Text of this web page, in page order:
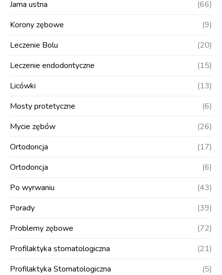
Jama ustna
(66)
Korony zębowe
(9)
Leczenie Bolu
(20)
Leczenie endodontyczne
(15)
Licówki
(13)
Mosty protetyczne
(6)
Mycie zębów
(26)
Ortodoncja
(17)
Ortodoncja
(6)
Po wyrwaniu
(43)
Porady
(39)
Problemy zębowe
(72)
Profilaktyka stomatologiczna
(21)
Profilaktyka Stomatologiczna
(5)